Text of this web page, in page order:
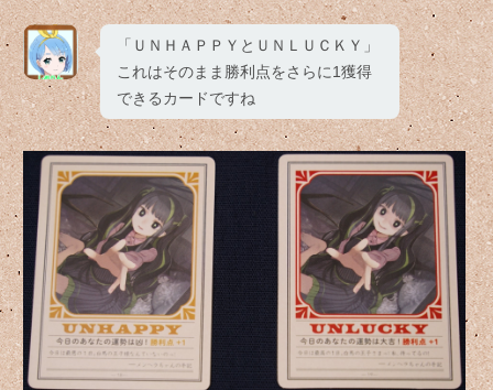
「ＵＮＨＡＰＰＹとＵＮＬＵＣＫＹ」
これはそのまま勝利点をさらに1獲得
できるカードですね